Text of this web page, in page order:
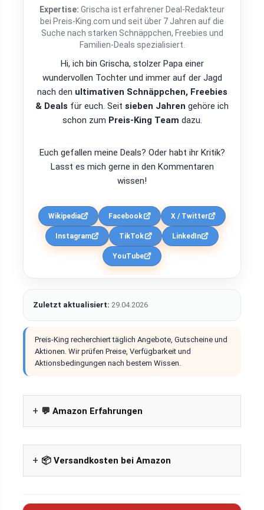
Expertise: Grischa ist erfahrener Deal-Redakteur
bei Preis-King.com und seit über 7 Jahren auf die
Suche nach starken Schnäppchen, Freebies und
Familien-Deals spezialisiert.
Hi, ich bin Grischa, stolzer Papa einer
wundervollen Tochter und immer auf der Jagd
nach den ultimativen Schnäppchen, Freebies
& Deals für euch. Seit sieben Jahren gehöre ich
schon zum Preis-King Team dazu.
Euch gefallen meine Deals? Oder habt ihr Kritik?
Lasst es mich gerne in den Kommentaren
wissen!
Wikipedia Facebook X / Twitter
Instagram TikTok LinkedIn
YouTube
Zuletzt aktualisiert: 29.04.2026
Preis-King recherchiert täglich Angebote, Gutscheine und
Aktionen. Wir prüfen Preise, Verfügbarkeit und
Aktionsbedingungen nach bestem Wissen.
💬 Amazon Erfahrungen
📦 Versandkosten bei Amazon